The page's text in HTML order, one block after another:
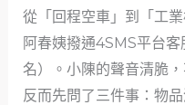
從「回程空車」到「工業
阿春姨撥通4SMS平台
名）。小陳的聲音清脆
反而先問了三件事：物